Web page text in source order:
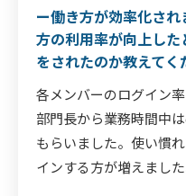
ー働き方が効率化さ
方の利用率が向上し
をされたのか教えてく
各メンバーのログイン
部門長から業務時間中
もらいました。使い慣
インする方が増えました